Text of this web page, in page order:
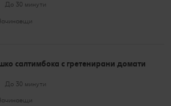
До 30 минути
салтимбока с гретенирани домати
До 30 минути